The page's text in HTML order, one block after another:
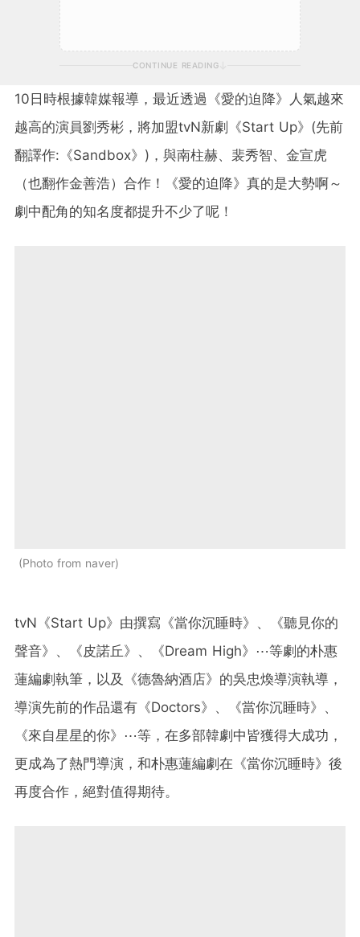
CONTINUE READING
10日時根據韓媒報導，最近透過《愛的迫降》人氣越來
越高的演員劉秀彬，將加盟tvN新劇《Start Up》(先前
翻譯作:《Sandbox》)，與南柱赫、裴秀智、金宣虎
（也翻作金善浩）合作！《愛的迫降》真的是大勢啊～
劇中配角的知名度都提升不少了呢！
Photo from naver
tvN《Start Up》由撰寫《當你沉睡時》、《聽見你的
聲音》、《皮諾丘》、《Dream High》⋯等劇的朴惠
蓮編劇執筆，以及《德魯納酒店》的吳忠煥導演執導，
導演先前的作品還有《Doctors》、《當你沉睡時》、
《來自星星的你》⋯等，在多部韓劇中皆獲得大成功，
更成為了熱門導演，和朴惠蓮編劇在《當你沉睡時》後
再度合作，絕對值得期待。